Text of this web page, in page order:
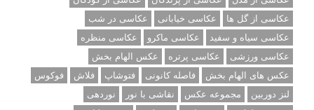
عکاسی از گل ها
عکاسی خیابانی
عکاسی در شب
عکاسی سیاه و سفید
عکاسی ماکرو
عکاسی منظره
عکاسی ورزشی
عکاسی پرتره
عکس الهام بخش
عکس های الهام بخش
فاصله کانونی فتوشاپ فلاش
فوکوس
لنز دوربین
مجموعه عکس نقاشی با نور
نوردهی